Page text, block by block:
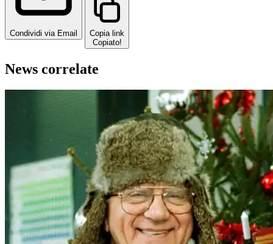
Condividi via Email
Copia link
Copiato!
News correlate